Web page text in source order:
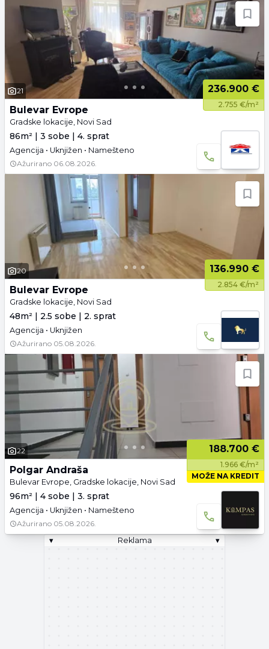
21 236.900 €
2.755 €/m²
Bulevar Evrope
Gradske lokacije, Novi Sad
86m² | 3 sobe | 4. sprat
Agencija • Uknjižen • Namešteno
Ažurirano 06.08.2026.
20 136.990 €
2.854 €/m²
Bulevar Evrope
Gradske lokacije, Novi Sad
48m² | 2.5 sobe | 2. sprat
Agencija • Uknjižen
Ažurirano 05.08.2026.
22 188.700 €
1.966 €/m²
MOŽE NA KREDIT
Polgar Andraša
Bulevar Evrope, Gradske lokacije, Novi Sad
96m² | 4 sobe | 3. sprat
Agencija • Uknjižen • Namešteno
Ažurirano 05.08.2026.
▾
Reklama ▾